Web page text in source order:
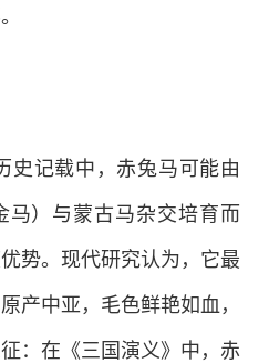
史记载中，赤兔马可能由
马）与蒙古马杂交培育而
势。‌‌现代研究认为，它最
产中亚，毛色鲜艳如血，
：在《三国演义》中，赤